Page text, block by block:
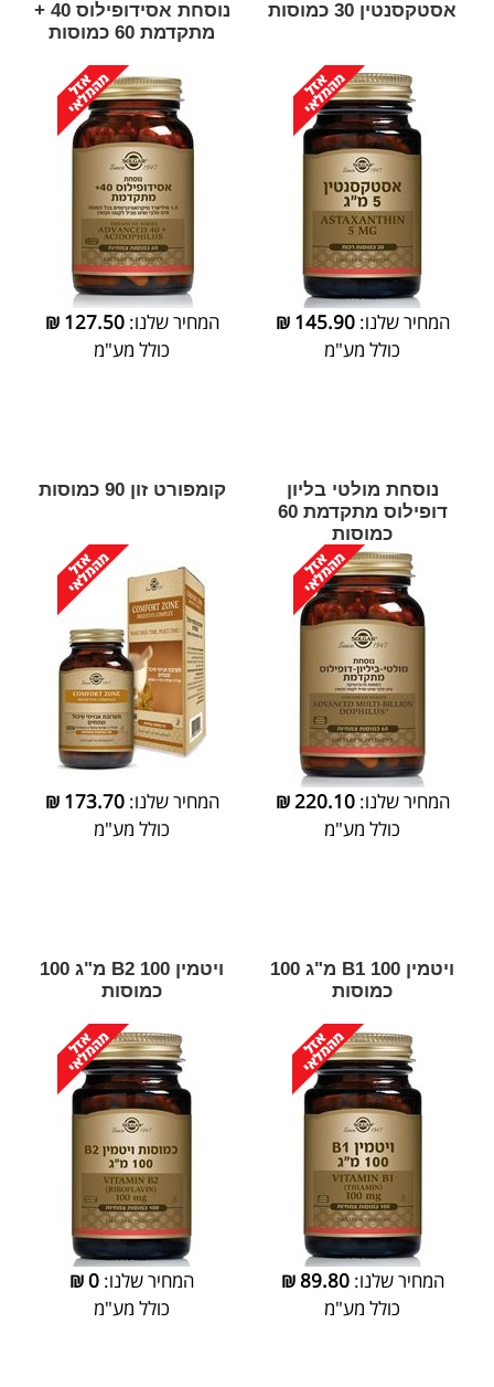
אסטקסנטין 30 כמוסות
המחיר שלנו:145.90
₪
כולל מע"מ
נוסחת אסידופילוס 40 +
מתקדמת 60 כמוסות
המחיר שלנו:127.50
₪
כולל מע"מ
נוסחת מולטי בליון
דופילוס מתקדמת 60
כמוסות
המחיר שלנו:220.10
₪
כולל מע"מ
קומפורט זון 90 כמוסות
המחיר שלנו:173.70
₪
כולל מע"מ
ויטמין 100 B1 מ"ג 100
כמוסות
המחיר שלנו:89.80
₪
כולל מע"מ
ויטמין 100 B2 מ"ג 100
כמוסות
המחיר שלנו: 0
₪
כולל מע"מ